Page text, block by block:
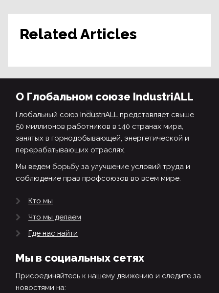
Related Articles
О Глобальном союзе IndustriALL
Глобальный союз IndustriALL представляет свыше
50 миллионов работников в 140 странах мира,
занятых в горнодобывающей, энергетической и
перерабатывающих отраслях.
Мы ведем борьбу за улучшение условий труда и
соблюдение прав профсоюзов во всем мире.
Кто мы
Что мы делаем
Где нас найти
Мы в социальных сетях
Присоединяйтесь к нашему движению и следите за
новостями на: